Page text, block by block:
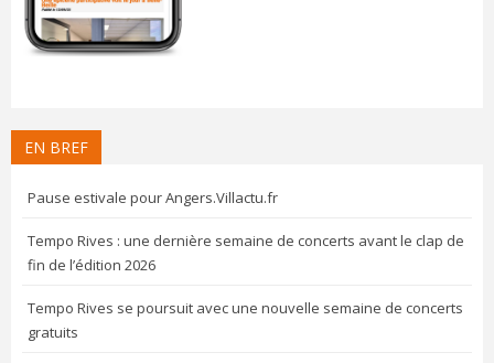
EN BREF
Pause estivale pour Angers.Villactu.fr
Tempo Rives : une dernière semaine de concerts avant le clap de
fin de l’édition 2026
Tempo Rives se poursuit avec une nouvelle semaine de concerts
gratuits